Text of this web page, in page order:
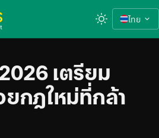
ไทย
เตรียม
กฎใหม่ที่กล้า